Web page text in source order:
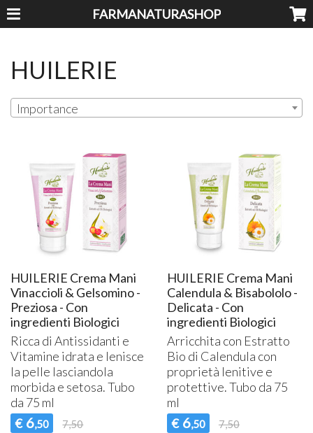
FARMANATURASHOP
HUILERIE
Importance
HUILERIE Crema Mani
Vinaccioli & Gelsomino -
Preziosa - Con
ingredienti Biologici
Ricca di Antissidanti e
Vitamine idrata e lenisce
la pelle lasciandola
morbida e setosa. Tubo
da 75 ml
€ 6,50 7,50
HUILERIE Crema Mani
Calendula & Bisabololo -
Delicata - Con
ingredienti Biologici
Arricchita con Estratto
Bio di Calendula con
proprietà lenitive e
protettive. Tubo da 75
ml
€ 6,50 7,50